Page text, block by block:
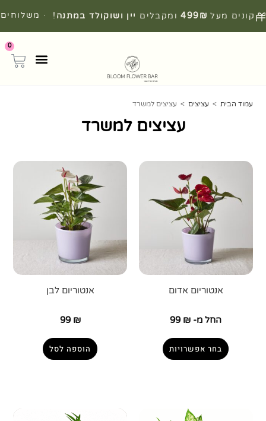
קונים מעל 499₪ומקבלים יין ושוקולד במתנה ! · משלוחים
0
עמוד הבית > עציצים > עציצים למשרד
עציצים למשרד
אנטוריום אדום
החל מ- 99 ₪
בחר אפשרויות
אנטוריום לבן
99 ₪
הוספה לסל